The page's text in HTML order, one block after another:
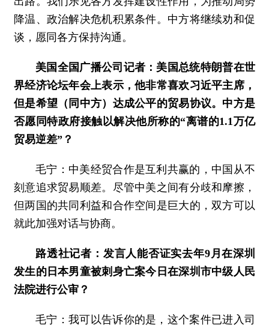
降温、政治解决危机积累条件。中方将继续劝和促
谈，愿同各方保持沟通。
美国全国广播公司记者：美国总统特朗普在世
界经济论坛年会上表示，他非常喜欢习近平主席，
但是希望（同中方）达成公平的贸易协议。中方是
否愿同特政府接触以解决他所称的“离谱的1.1万亿
贸易逆差”？
毛宁：中美经贸合作是互利共赢的，中国从不
刻意追求贸易顺差。尽管中美之间有分歧和摩擦，
但两国的共同利益和合作空间是巨大的，双方可以
就此加强对话与协商。
路透社记者：发言人能否证实去年9月在深圳
发生的日本男童被刺身亡案今日在深圳市中级人民
法院进行公审？
毛宁：我可以告诉你的是，这个案件已进入司